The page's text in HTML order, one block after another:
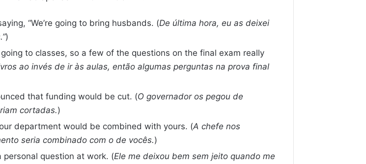
“We’re going to bring husbands. (De última hora, eu as deixei
)
to classes, so a few of the questions on the final exam really
ao invés de ir às aulas, então algumas perguntas na prova final
that funding would be cut. (O governador os pegou de
cortadas.)
department would be combined with yours. (A chefe nos
seria combinado com o de vocês.)
personal question at work. (Ele me deixou bem sem jeito quando me